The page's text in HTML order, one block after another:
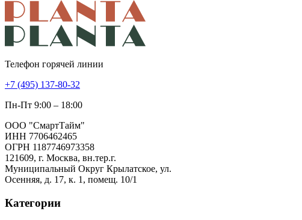
Телефон горячей линии
+7 (495) 137-80-32
Пн-Пт 9:00 – 18:00
ООО "СмартТайм"
ИНН 7706462465
ОГРН 1187746973358
121609, г. Москва, вн.тер.г.
Муниципальный Округ Крылатское, ул.
Осенняя, д. 17, к. 1, помещ. 10/1
Категории